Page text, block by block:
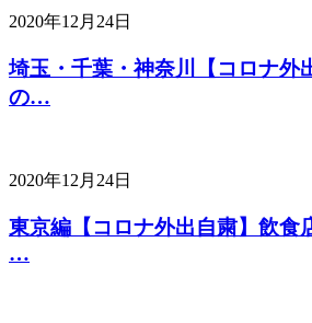
2020年12月24日
埼玉・千葉・神奈川【コロナ外
の…
2020年12月24日
東京編【コロナ外出自粛】飲食
…